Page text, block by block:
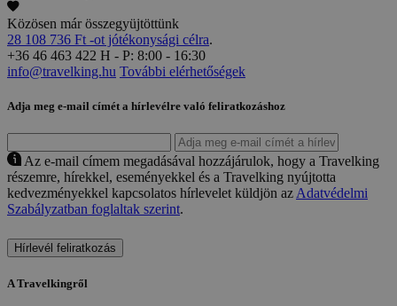
Közösen már összegyüjtöttünk
28 108 736 Ft -ot jótékonysági célra.
+36 46 463 422 H - P: 8:00 - 16:30
info@travelking.hu További elérhetőségek
Adja meg e-mail címét a hírlevélre való feliratkozáshoz
Az e-mail címem megadásával hozzájárulok, hogy a Travelking
részemre, hírekkel, eseményekkel és a Travelking nyújtotta
kedvezményekkel kapcsolatos hírlevelet küldjön az Adatvédelmi
Szabályzatban foglaltak szerint.
Hírlevél feliratkozás
A Travelkingről